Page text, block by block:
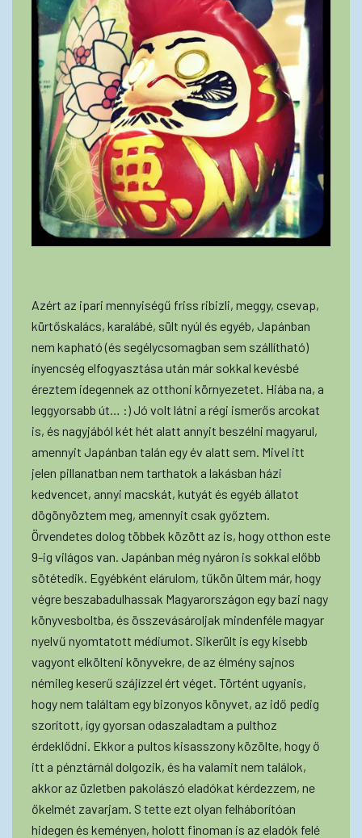
Azért az ipari mennyiségű friss ribizli, meggy, csevap,
kürtőskalács, karalábé, sült nyúl és egyéb, Japánban
nem kapható (és segélycsomagban sem szállítható)
ínyencség elfogyasztása után már sokkal kevésbé
éreztem idegennek az otthoni környezetet. Hiába na, a
leggyorsabb út… :) Jó volt látni a régi ismerős arcokat
is, és nagyjából két hét alatt annyit beszélni magyarul,
amennyit Japánban talán egy év alatt sem. Mivel itt
jelen pillanatban nem tarthatok a lakásban házi
kedvencet, annyi macskát, kutyát és egyéb állatot
dögönyöztem meg, amennyit csak győztem.
Örvendetes dolog többek között az is, hogy otthon este
9-ig világos van. Japánban még nyáron is sokkal előbb
sötétedik. Egyébként elárulom, tűkön ültem már, hogy
végre beszabadulhassak Magyarországon egy bazi nagy
könyvesboltba, és összevásároljak mindenféle magyar
nyelvű nyomtatott médiumot. Sikerült is egy kisebb
vagyont elkölteni könyvekre, de az élmény sajnos
némileg keserű szájízzel ért véget. Történt ugyanis,
hogy nem találtam egy bizonyos könyvet, az idő pedig
szorított, így gyorsan odaszaladtam a pulthoz
érdeklődni. Ekkor a pultos kisasszony közölte, hogy ő
itt a pénztárnál dolgozik, és ha valamit nem találok,
akkor az üzletben pakolászó eladókat kérdezzem, ne
őkelmét zavarjam. S tette ezt olyan felháborítóan
hidegen és keményen, holott finoman is az eladók felé